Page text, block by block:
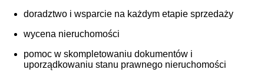
doradztwo i wsparcie na każdym etapie sprzedaży
wycena nieruchomości
pomoc w skompletowaniu dokumentów i
uporządkowaniu stanu prawnego nieruchomości